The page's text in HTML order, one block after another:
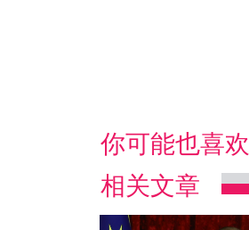
你可能也喜欢
相关文章